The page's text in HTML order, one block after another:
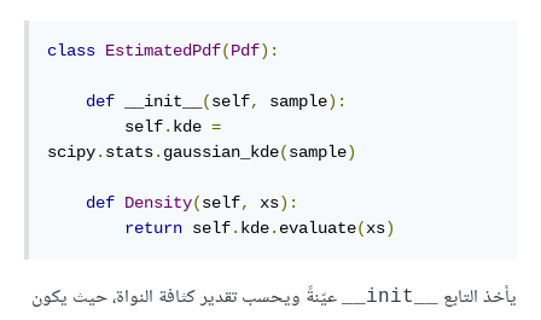
class EstimatedPdf(Pdf):
def __init__ (self, sample):
        self
. kde =
scipy. stats. gaussian_kde(sample)
def Density(self, xs):
return self. kde. evaluate(xs)
يأخذ التابع
عيّنةً ويحسب تقدير كثافة النواة، حيث يكون